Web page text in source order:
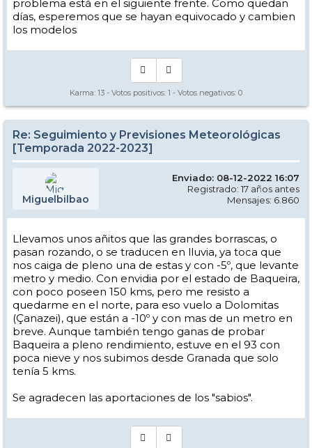
problema está en el siguiente frente. Como quedan
días, esperemos que se hayan equivocado y cambien
los modelos
Karma: 13 - Votos positivos: 1 - Votos negativos: 0
Re: Seguimiento y Previsiones Meteorológicas
[Temporada 2022-2023]
Miguelbilbao
Enviado: 08-12-2022 16:07
Registrado: 17 años antes
Mensajes: 6.860
Llevamos unos añitos que las grandes borrascas, o
pasan rozando, o se traducen en lluvia, ya toca que
nos caiga de pleno una de estas y con -5º, que levante
metro y medio. Con envidia por el estado de Baqueira,
con poco poseen 150 kms, pero me resisto a
quedarme en el norte, para eso vuelo a Dolomitas
(Çanazei), que están a -10º y con mas de un metro en
breve. Aunque también tengo ganas de probar
Baqueira a pleno rendimiento, estuve en el 93 con
poca nieve y nos subimos desde Granada que solo
tenía 5 kms.
Se agradecen las aportaciones de los "sabios".